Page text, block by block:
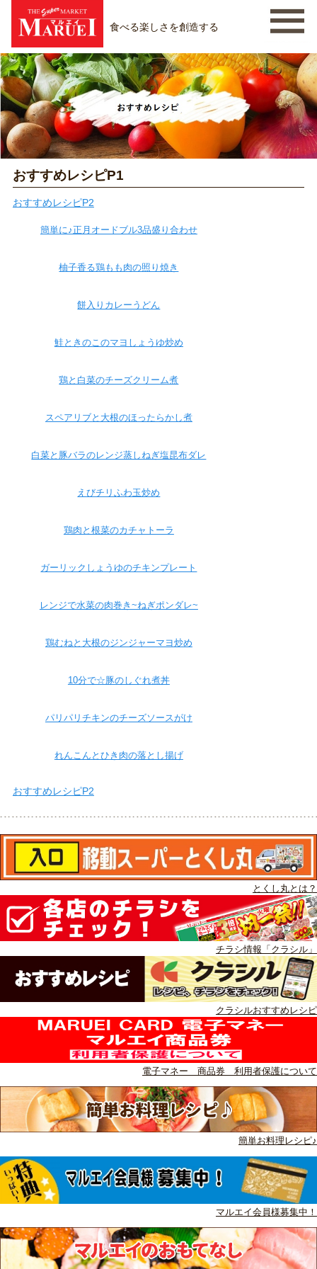
食べる楽しさを創造する
おすすめレシピP1
おすすめレシピP2
簡単に♪正月オードブル3品盛り合わせ
柚子香る鶏もも肉の照り焼き
餅入りカレーうどん
鮭ときのこのマヨしょうゆ炒め
鶏と白菜のチーズクリーム煮
スペアリブと大根のほったらかし煮
白菜と豚バラのレンジ蒸しねぎ塩昆布ダレ
えびチリふわ玉炒め
鶏肉と根菜のカチャトーラ
ガーリックしょうゆのチキンプレート
レンジで水菜の肉巻き~ねぎポンダレ~
鶏むねと大根のジンジャーマヨ炒め
10分で☆豚のしぐれ煮丼
パリパリチキンのチーズソースがけ
れんこんとひき肉の落とし揚げ
おすすめレシピP2
とくし丸とは？
チラシ情報「クラシル」
クラシルおすすめレシピ
電子マネー 商品券 利用者保護について
簡単お料理レシピ♪
マルエイ会員様募集中！